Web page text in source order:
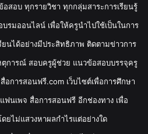
สอบ ทุกรายวิชา ทุกกลุ่มสาระการเรียนรู้
รมออนไลน์ เพื่อให้ครูนำไปใช้เป็นในการ
ยนได้อย่างมีประสิทธิภาพ ติดตามข่าวการ
การณ์ สอบครูผู้ช่วย แนวข้อสอบบรรจุครู
การสอนฟรี.com เว็บไซต์เพื่อการศึกษา
ฟนเพจ สื่อการสอนฟรี อีกช่องทาง เพื่อ
ไม่แสวงหาผลกำไรแต่อย่างใด